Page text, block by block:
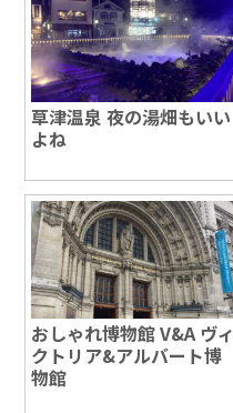
草津温泉 夜の湯畑もいい
よね
おしゃれ博物館 V&A ヴィ
クトリア&アルバート博
物館